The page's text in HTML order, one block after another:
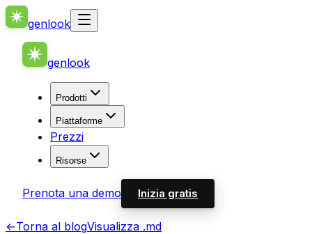
genlook
genlook
Prodotti
Piattaforme
Prezzi
Risorse
Prenota una demo Inizia gratis
←Torna al blogVisualizza .md